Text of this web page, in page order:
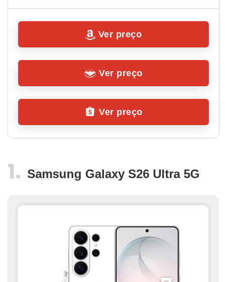
Ver preço
Ver preço
Ver preço
Samsung Galaxy S26 Ultra 5G